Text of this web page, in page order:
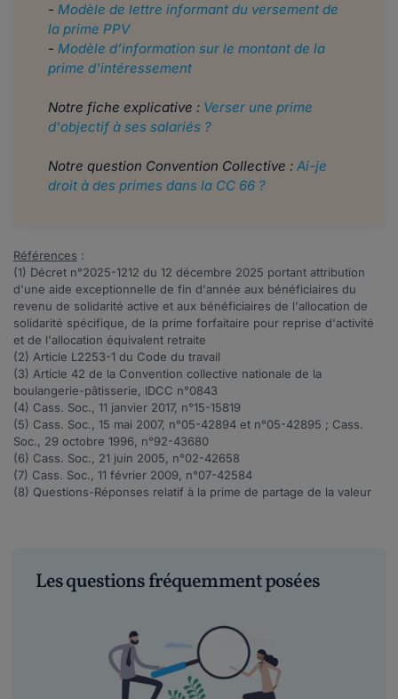
- Modèle de lettre informant du versement de
la prime PPV
- Modèle d’information sur le montant de la
prime d'intéressement
Notre fiche explicative : Verser une prime
d'objectif à ses salariés ?
Notre question Convention Collective : Ai-je
droit à des primes dans la CC 66 ?
Références :
(1) Décret n°2025-1212 du 12 décembre 2025 portant attribution
d'une aide exceptionnelle de fin d'année aux bénéficiaires du
revenu de solidarité active et aux bénéficiaires de l'allocation de
solidarité spécifique, de la prime forfaitaire pour reprise d'activité
et de l'allocation équivalent retraite
(2) Article L2253-1 du Code du travail
(3) Article 42 de la Convention collective nationale de la
boulangerie-pâtisserie, IDCC n°0843
(4) Cass. Soc., 11 janvier 2017, n°15-15819
(5) Cass. Soc., 15 mai 2007, n°05-42894 et n°05-42895 ; Cass.
Soc., 29 octobre 1996, n°92-43680
(6) Cass. Soc., 21 juin 2005, n°02-42658
(7) Cass. Soc., 11 février 2009, n°07-42584
(8) Questions-Réponses relatif à la prime de partage de la valeur
Les questions fréquemment posées